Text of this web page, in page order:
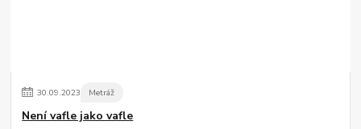
30.09.2023 Metráž
Není vafle jako vafle